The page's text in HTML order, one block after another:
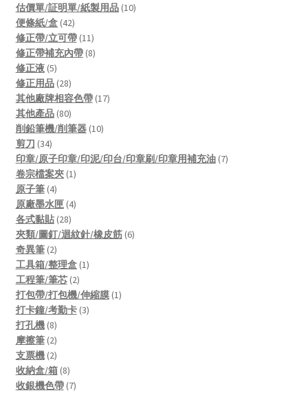
product
估價單/証明單/紙製用品 1010
便條紙/盒 4242
products
修正帶/立可帶 1111
products
修正帶補充內帶 88
修正液 55
products
修正用品 2828
products
其他廠牌相容色帶 1717
其他產品 8080
products
削鉛筆機/削筆器 1010
剪刀 3434
products
印章/原子印章/印泥/印台/印章刷/印章用補充油 77
卷宗檔案夾 11
原子筆 44
products
原廠墨水匣 44
各式黏貼 2828
products
夾類/圖釘/迴紋針/橡皮筋 66
奇異筆 22
products
工具箱/整理盒 11
工程筆/筆芯 22
products
打包帶/打包機/伸縮膜 11
打卡鐘/考勤卡 33
打孔機 88
products
摩擦筆 22
products
支票機 22
products
收納盒/箱 88
products
收銀機色帶 77